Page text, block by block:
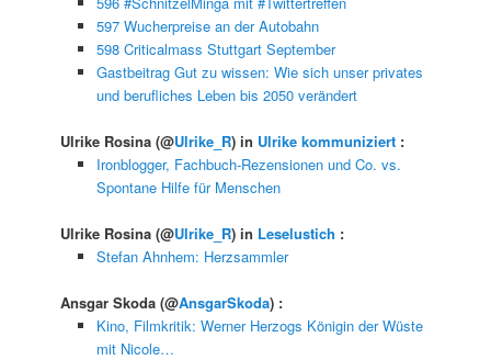
597 Wucherpreise an der Autobahn
598 Criticalmass Stuttgart September
Gastbeitrag Gut zu wissen: Wie sich unser privates
und berufliches Leben bis 2050 verändert
Ulrike Rosina(@Ulrike_R) in Ulrike kommuniziert :
Ironblogger, Fachbuch-Rezensionen und Co. vs.
Spontane Hilfe für Menschen
Ulrike Rosina(@Ulrike_R) in Leselustich :
Stefan Ahnhem: Herzsammler
Ansgar Skoda(@AnsgarSkoda) :
Kino, Filmkritik: Werner Herzogs Königin der Wüste
mit Nicole…